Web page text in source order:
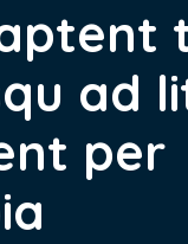
ad
per